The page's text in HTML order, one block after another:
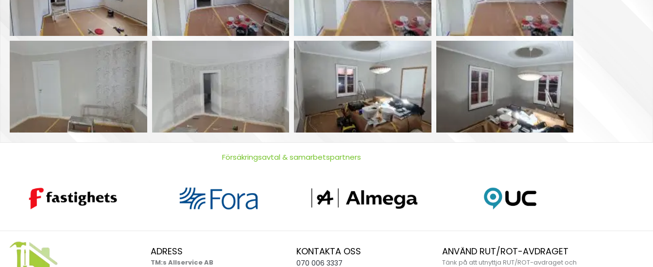
Försäkringsavtal & samarbetspartners
ADRESS
TM:s Allservice AB
KONTAKTA OSS
070 006 3337
ANVÄND RUT/ROT-AVDRAGET
Tänk på att utnyttja RUT/ROT-avdraget och